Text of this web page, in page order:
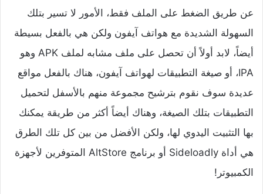
عن طريق الضغط على الملف فقط، الأمور لا تسير بتلك
السهولة الشديدة مع هواتف آيفون ولكن هي بالفعل بسيطة
أيضاً، لابد أولاً أن تحصل على ملف مشابه لملف APK وهو
IPA، أو صيغة التطبيقات لهواتف آيفون، هناك بالفعل مواقع
عديدة سوف نقوم بترشيح مجموعة منهم بالأسفل لتحميل
التطبيقات بتلك الصيغة، وهناك أيضاً أكثر من طريقة يمكنك
بها التثبيت اليدوي لها، ولكن الأفضل من بين كل تلك الطرق
هي أداة Sideloadly أو برنامج AltStore المتوفرين لأجهزة
الكمبيوتر!